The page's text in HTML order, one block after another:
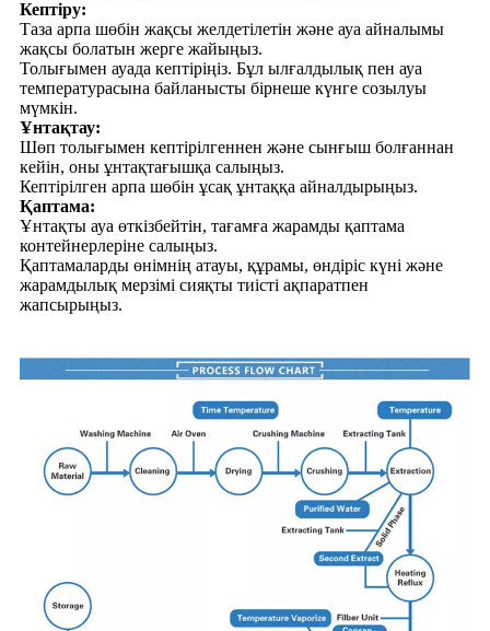
Кептіру:
Таза арпа шөбін жақсы желдетілетін және ауа айналымы
жақсы болатын жерге жайыңыз.
Толығымен ауада кептіріңіз. Бұл ылғалдылық пен ауа
температурасына байланысты бірнеше күнге созылуы
мүмкін.
Ұнтақтау:
Шөп толығымен кептірілгеннен және сынғыш болғаннан
кейін, оны ұнтақтағышқа салыңыз.
Кептірілген арпа шөбін ұсақ ұнтаққа айналдырыңыз.
Қаптама:
Ұнтақты ауа өткізбейтін, тағамға жарамды қаптама
контейнерлеріне салыңыз.
Қаптамаларды өнімнің атауы, құрамы, өндіріс күні және
жарамдылық мерзімі сияқты тиісті ақпаратпен
жапсырыңыз.